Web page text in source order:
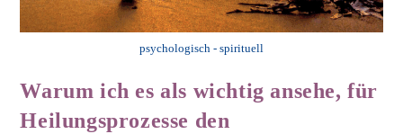
psychologisch - spirituell
Warum ich es als wichtig ansehe, für
Heilungsprozesse den